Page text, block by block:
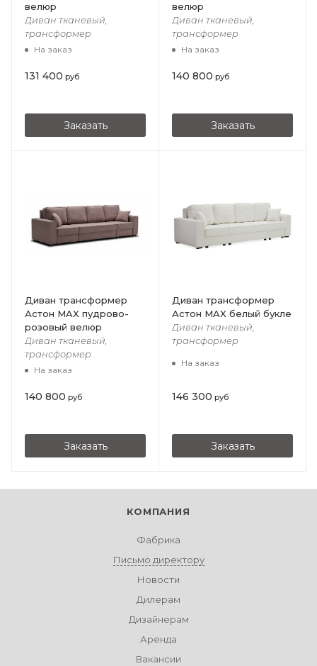
велюр
Диван тканевый,
трансформер
На заказ
131 400 руб
Заказать
велюр
Диван тканевый,
трансформер
На заказ
140 800 руб
Заказать
Диван трансформер
Астон MAX пудрово-
розовый велюр
Диван тканевый,
трансформер
На заказ
140 800 руб
Заказать
Диван трансформер
Астон MAX белый букле
Диван тканевый,
трансформер
На заказ
146 300 руб
Заказать
КОМПАНИЯ
Фабрика
Письмо директору
Новости
Дилерам
Дизайнерам
Аренда
Вакансии